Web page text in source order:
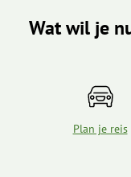
Wat wil je
Plan je reis